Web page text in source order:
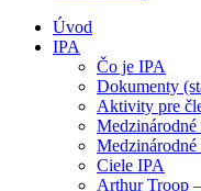
Úvod
IPA
Čo je IPA
Dokumenty
Aktivity pre
Medzinárodné
Ciele IPA
Arthur Troop